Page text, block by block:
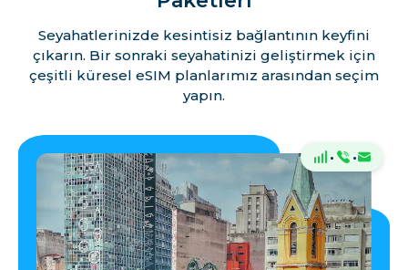
Seyahatlerinizde kesintisiz bağlantının keyfini
çıkarın. Bir sonraki seyahatinizi geliştirmek için
çeşitli küresel eSIM planlarımız arasından seçim
yapın.
· ·